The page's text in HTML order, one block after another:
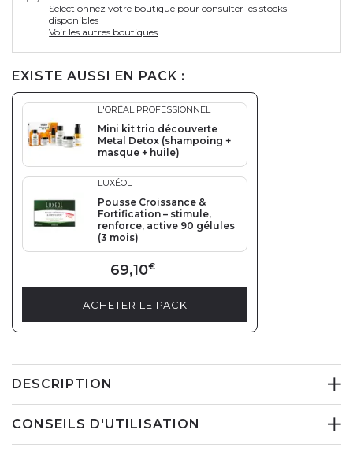
Selectionnez votre boutique pour consulter les stocks
disponibles
Voir les autres boutiques
EXISTE AUSSI EN PACK :
L'ORÉAL PROFESSIONNEL
Mini kit trio découverte
Metal Detox (shampoing +
masque + huile)
LUXÉOL
Pousse Croissance &
Fortification – stimule,
renforce, active 90 gélules
(3 mois)
69,10€
ACHETER LE PACK
DESCRIPTION
CONSEILS D'UTILISATION